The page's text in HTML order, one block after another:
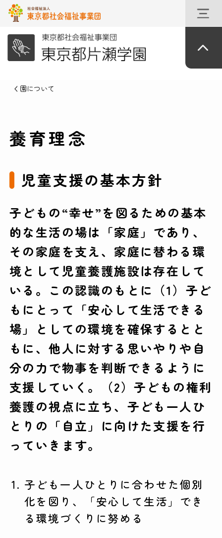
園について
養育理念
児童支援の基本方針
子どもの“幸せ”を図るための基本
的な生活の場は「家庭」であり、
その家庭を支え、家庭に替わる環
境として児童養護施設は存在して
いる。この認識のもとに（1）子ど
もにとって「安心して生活できる
場」としての環境を確保するとと
もに、他人に対する思いやりや自
分の力で物事を判断できるように
支援していく。（2）子どもの権利
養護の視点に立ち、子ども一人ひ
とりの「自立」に向けた支援を行
っていきます。
子ども一人ひとりに合わせた個別
化を図り、「安心して生活」でき
る環境づくりに努める